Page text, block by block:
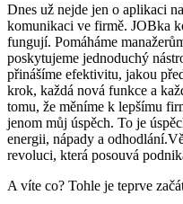
Dnes už nejde jen o aplikaci
komunikaci ve firmě. JOBka
fungují. Pomáháme
poskytujeme jednoduchý
přinášíme efektivitu, jakou
krok, každá nová funkce a
tomu, že měníme k lepšímu
jenom můj úspěch. To je
energii, nápady a
revoluci, která posouvá
A víte co? Tohle je teprve